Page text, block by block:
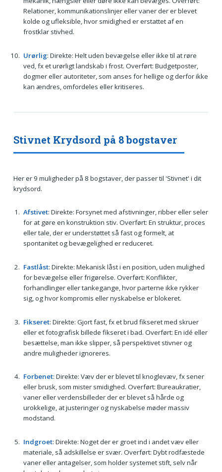
Relationer, kommunikationslinjer eller vaner der er blevet
kolde og ufleksible, hvor smidighed er erstattet af en
frostklar stivhed.
Urørlig: Direkte: Helt uden bevægelse eller ikke til at røre
ved, fx et urørligt landskab i frost. Overført: Budgetposter,
dogmer eller autoriteter, som anses for hellige og derfor ikke
kan ændres, omfordeles eller kritiseres.
Stivnet Krydsord på 8 bogstaver
Her er 9 muligheder på 8 bogstaver, der passer til 'Stivnet' i dit
krydsord.
Afstivet: Direkte: Forsynet med afstivninger, ribber eller seler
for at gøre en konstruktion stiv. Overført: En struktur, proces
eller tale, der er understøttet så fast og formelt, at
spontanitet og bevægelighed er reduceret.
Fastlåst: Direkte: Mekanisk låst i en position, uden mulighed
for bevægelse eller frigørelse. Overført: Konflikter,
forhandlinger eller tankegange, hvor parterne ikke rykker
sig, og hvor kompromis eller nyskabelse er blokeret.
Fikseret: Direkte: Gjort fast, fx et brud fikseret med skruer
eller et fotografisk billede fikseret i bad. Overført: En idé eller
besættelse, man ikke slipper, så perspektivet stivner og
andre muligheder ignoreres.
Forbenet: Direkte: Væv der er blevet til knoglevæv, fx sener
eller brusk, som mister smidighed. Overført: Bureaukratier,
vaner eller verdensbilleder der er blevet så hårde og
urokkelige, at justeringer og nyskabelse møder massiv
modstand.
Indgroet: Direkte: Noget der er groet ind i andet væv eller
materiale, så adskillelse er svær. Overført: Dybt rodfæstede
vaner eller antagelser, som holder systemet stift, selv når